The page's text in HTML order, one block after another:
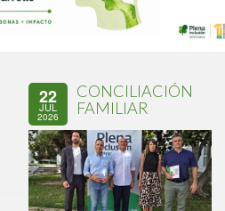
22
JUL
2026
CONCILIACIÓN
FAMILIAR